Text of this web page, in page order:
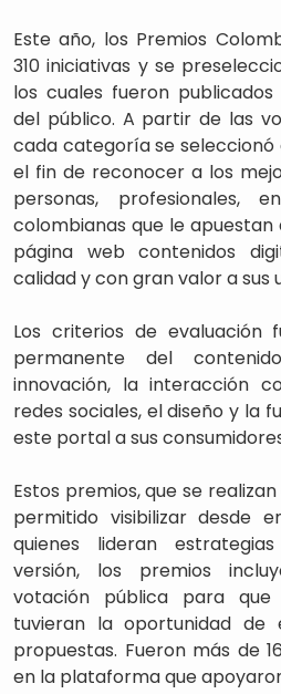
Este año, los Premios
310 iniciativas y se
los cuales fueron
del público. A partir de las
cada categoría se seleccionó
el fin de reconocer a los
personas, profesionales,
colombianas que le
página web contenidos
calidad y con gran valor a sus
Los criterios de evaluación
permanente del
innovación, la interacción
redes sociales, el diseño y la
este portal a sus
Estos premios, que se
permitido visibilizar desde
quienes lideran
versión, los premios
votación pública para
tuvieran la oportunidad de
propuestas. Fueron más de
en la plataforma que